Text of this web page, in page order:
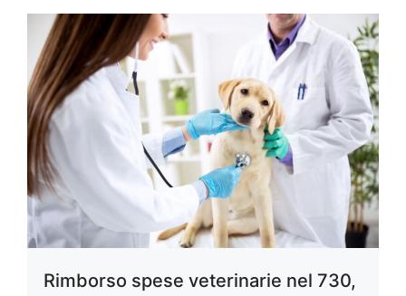
Rimborso spese veterinarie nel 730,